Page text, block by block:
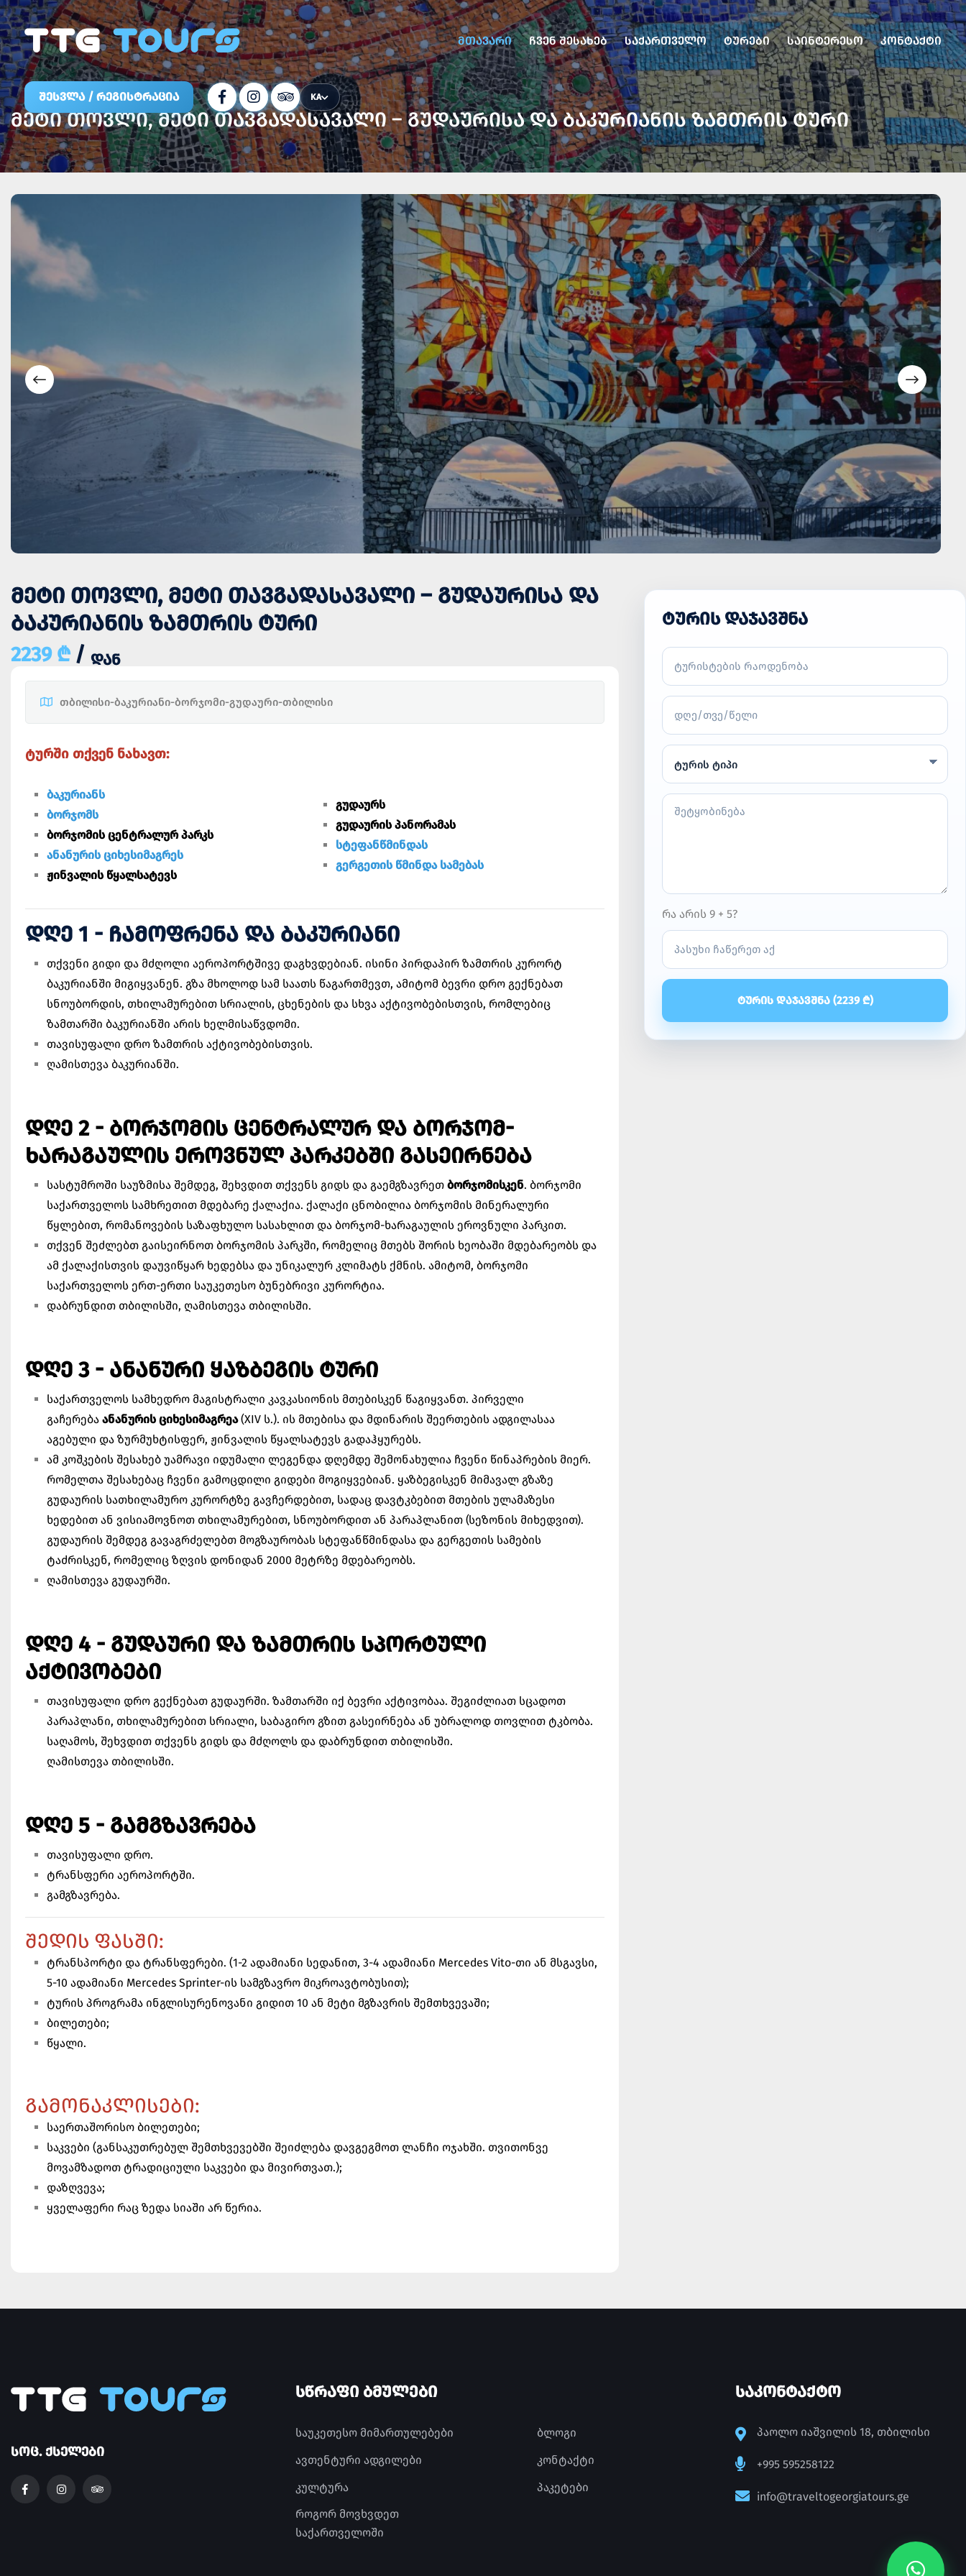
ᲛᲗᲐᲕᲐᲠᲘ ᲩᲕᲔᲜ ᲨᲔᲡᲐᲮᲔᲑ ᲡᲐᲥᲐᲠᲗᲕᲔᲚᲝ ᲢᲣᲠᲔᲑᲘ ᲡᲐᲘᲜᲢᲔᲠᲔᲡᲝ ᲙᲝᲜᲢᲐᲥᲢᲘ
ᲨᲔᲡᲕᲚᲐ / ᲠᲔᲒᲘᲡᲢᲠᲐᲪᲘᲐ KA
ᲛᲔᲢᲘ ᲗᲝᲕᲚᲘ, ᲛᲔᲢᲘ ᲗᲐᲕᲒᲐᲓᲐᲡᲐᲕᲐᲚᲘ – ᲒᲣᲓᲐᲣᲠᲘᲡᲐ ᲓᲐ ᲑᲐᲙᲣᲠᲘᲐᲜᲘᲡ ᲖᲐᲛᲗᲠᲘᲡ ᲢᲣᲠᲘ
ᲛᲔᲢᲘ ᲗᲝᲕᲚᲘ, ᲛᲔᲢᲘ ᲗᲐᲕᲒᲐᲓᲐᲡᲐᲕᲐᲚᲘ – ᲒᲣᲓᲐᲣᲠᲘᲡᲐ ᲓᲐ
ᲑᲐᲙᲣᲠᲘᲐᲜᲘᲡ ᲖᲐᲛᲗᲠᲘᲡ ᲢᲣᲠᲘ
2239 ₾ / ᲓᲐᲜ
თბილისი-ბაკურიანი-ბორჯომი-გუდაური-თბილისი
ტურში თქვენ ნახავთ:
ბაკურიანს
ბორჯომს
ბორჯომის ცენტრალურ პარკს
ანანურის ციხესიმაგრეს
ჟინვალის წყალსატევს
გუდაურს
გუდაურის პანორამას
სტეფანწმინდას
გერგეთის წმინდა სამებას
ᲓᲦᲔ 1 - ᲩᲐᲛᲝᲤᲠᲔᲜᲐ ᲓᲐ ᲑᲐᲙᲣᲠᲘᲐᲜᲘ
თქვენი გიდი და მძღოლი აეროპორტშივე დაგხვდებიან. ისინი პირდაპირ ზამთრის კურორტ
ბაკურიანში მიგიყვანენ. გზა მხოლოდ სამ საათს წაგართმევთ, ამიტომ ბევრი დრო გექნებათ
სნოუბორდის, თხილამურებით სრიალის, ცხენების და სხვა აქტივობებისთვის, რომლებიც
ზამთარში ბაკურიანში არის ხელმისაწვდომი.
თავისუფალი დრო ზამთრის აქტივობებისთვის.
ღამისთევა ბაკურიანში.
ᲓᲦᲔ 2 - ᲑᲝᲠᲯᲝᲛᲘᲡ ᲪᲔᲜᲢᲠᲐᲚᲣᲠ ᲓᲐ ᲑᲝᲠᲯᲝᲛ-
ᲮᲐᲠᲐᲒᲐᲣᲚᲘᲡ ᲔᲠᲝᲕᲜᲣᲚ ᲞᲐᲠᲙᲔᲑᲨᲘ ᲒᲐᲡᲔᲘᲠᲜᲔᲑᲐ
სასტუმროში საუზმისა შემდეგ, შეხვდით თქვენს გიდს და გაემგზავრეთ ბორჯომისკენ. ბორჯომი
საქართველოს სამხრეთით მდებარე ქალაქია. ქალაქი ცნობილია ბორჯომის მინერალური
წყლებით, რომანოვების საზაფხულო სასახლით და ბორჯომ-ხარაგაულის ეროვნული პარკით.
თქვენ შეძლებთ გაისეირნოთ ბორჯომის პარკში, რომელიც მთებს შორის ხეობაში მდებარეობს და
ამ ქალაქისთვის დაუვიწყარ ხედებსა და უნიკალურ კლიმატს ქმნის. ამიტომ, ბორჯომი
საქართველოს ერთ-ერთი საუკეთესო ბუნებრივი კურორტია.
დაბრუნდით თბილისში, ღამისთევა თბილისში.
ᲓᲦᲔ 3 - ᲐᲜᲐᲜᲣᲠᲘ ᲧᲐᲖᲑᲔᲒᲘᲡ ᲢᲣᲠᲘ
საქართველოს სამხედრო მაგისტრალი კავკასიონის მთებისკენ წაგიყვანთ. პირველი
გაჩერება ანანურის ციხესიმაგრეა(XIV ს.). ის მთებისა და მდინარის შეერთების ადგილასაა
აგებული და ზურმუხტისფერ, ჟინვალის წყალსატევს გადაჰყურებს.
ამ კოშკების შესახებ უამრავი იდუმალი ლეგენდა დღემდე შემონახულია ჩვენი წინაპრების მიერ.
რომელთა შესახებაც ჩვენი გამოცდილი გიდები მოგიყვებიან. ყაზბეგისკენ მიმავალ გზაზე
გუდაურის სათხილამურო კურორტზე გავჩერდებით, სადაც დავტკბებით მთების ულამაზესი
ხედებით ან ვისიამოვნოთ თხილამურებით, სნოუბორდით ან პარაპლანით (სეზონის მიხედვით).
გუდაურის შემდეგ გავაგრძელებთ მოგზაურობას სტეფანწმინდასა და გერგეთის სამების
ტაძრისკენ, რომელიც ზღვის დონიდან 2000 მეტრზე მდებარეობს.
ღამისთევა გუდაურში.
ᲓᲦᲔ 4 - ᲒᲣᲓᲐᲣᲠᲘ ᲓᲐ ᲖᲐᲛᲗᲠᲘᲡ ᲡᲞᲝᲠᲢᲣᲚᲘ
ᲐᲥᲢᲘᲕᲝᲑᲔᲑᲘ
თავისუფალი დრო გექნებათ გუდაურში. ზამთარში იქ ბევრი აქტივობაა. შეგიძლიათ სცადოთ
პარაპლანი, თხილამურებით სრიალი, საბაგირო გზით გასეირნება ან უბრალოდ თოვლით ტკბობა.
საღამოს, შეხვდით თქვენს გიდს და მძღოლს და დაბრუნდით თბილისში.
ღამისთევა თბილისში.
ᲓᲦᲔ 5 - ᲒᲐᲛᲒᲖᲐᲕᲠᲔᲑᲐ
თავისუფალი დრო.
ტრანსფერი აეროპორტში.
გამგზავრება.
ᲨᲔᲓᲘᲡ ᲤᲐᲡᲨᲘ:
ტრანსპორტი და ტრანსფერები. (1-2 ადამიანი სედანით, 3-4 ადამიანი Mercedes Vito-თი ან მსგავსი,
5-10 ადამიანი Mercedes Sprinter-ის სამგზავრო მიკროავტობუსით);
ტურის პროგრამა ინგლისურენოვანი გიდით 10 ან მეტი მგზავრის შემთხვევაში;
ბილეთები;
წყალი.
ᲒᲐᲛᲝᲜᲐᲙᲚᲘᲡᲔᲑᲘ:
საერთაშორისო ბილეთები;
საკვები (განსაკუთრებულ შემთხვევებში შეიძლება დავგეგმოთ ლანჩი ოჯახში. თვითონვე
მოვამზადოთ ტრადიციული საკვები და მივირთვათ.);
დაზღვევა;
ყველაფერი რაც ზედა სიაში არ წერია.
ᲢᲣᲠᲘᲡ ᲓᲐᲯᲐᲕᲨᲜᲐ
რა არის 9 + 5?
ᲢᲣᲠᲘᲡ ᲓᲐᲯᲐᲕᲨᲜᲐ (2239₾)
ᲡᲝᲪ. ᲥᲡᲔᲚᲔᲑᲘ
ᲡᲬᲠᲐᲤᲘ ᲑᲛᲣᲚᲔᲑᲘ
საუკეთესო მიმართულებები
ავთენტური ადგილები
კულტურა
როგორ მოვხვდეთ
საქართველოში
ბლოგი
კონტაქტი
პაკეტები
ᲡᲐᲙᲝᲜᲢᲐᲥᲢᲝ
პაოლო იაშვილის 18, თბილისი
+995 595258122
info@traveltogeorgiatours.ge